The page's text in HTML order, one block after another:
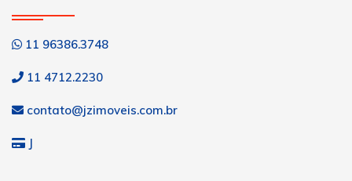
11 96386.3748
11 4712.2230
contato@jzimoveis.com.br
J